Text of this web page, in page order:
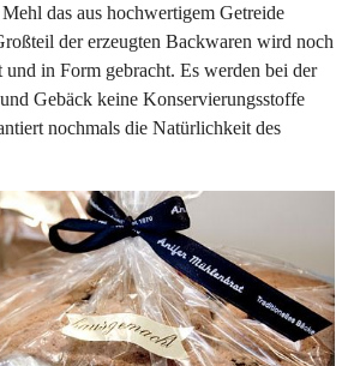
das aus hochwertigem Getreide
der erzeugten Backwaren wird noch
in Form gebracht. Es werden bei der
Gebäck keine Konservierungsstoffe
nochmals die Natürlichkeit des